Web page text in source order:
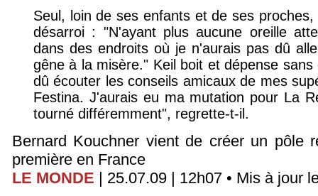
Seul, loin de ses enfants et de ses
désarroi : "N'ayant plus aucune oreille
dans des endroits où je n'aurais pas dû
gêne à la misère." Keil boit et dépense
dû écouter les conseils amicaux de mes
Festina. J'aurais eu ma mutation pour La
tourné différemment", regrette-t-il.
Bernard Kouchner vient de créer un pôle
première en France
LE MONDE | 25.07.09 | 12h07 • Mis à jour